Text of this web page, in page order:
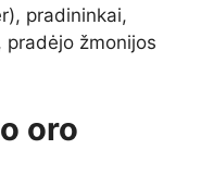
pradininkai,
pradėjo žmonijos
oro